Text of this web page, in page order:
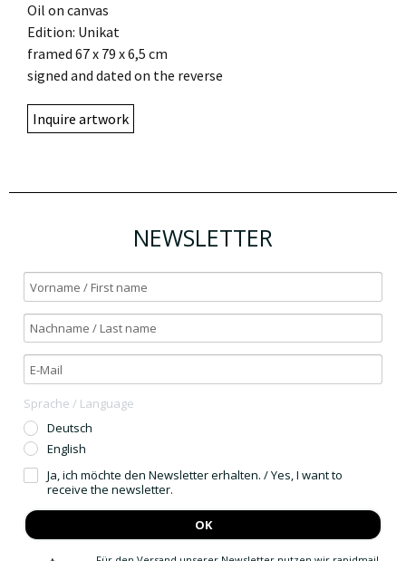
Oil on canvas
Edition: Unikat
framed 67 x 79 x 6,5 cm
signed and dated on the reverse
Inquire artwork
NEWSLETTER
Sprache / Language
Deutsch
English
Ja, ich möchte den Newsletter erhalten. / Yes, I want to
receive the newsletter.
OK